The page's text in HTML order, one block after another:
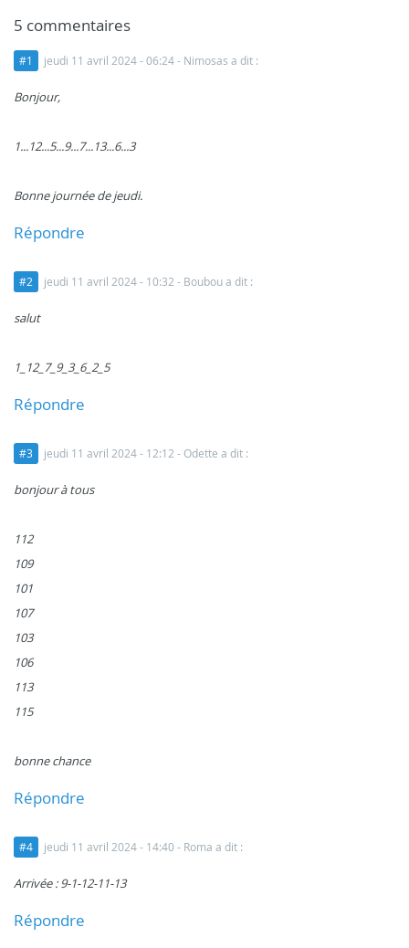
5 commentaires
#1 jeudi 11 avril 2024 - 06:24 - Nimosas a dit :
Bonjour,
1...12...5...9...7...13...6...3
Bonne journée de jeudi.
Répondre
#2 jeudi 11 avril 2024 - 10:32 - Boubou a dit :
salut
1_12_7_9_3_6_2_5
Répondre
#3 jeudi 11 avril 2024 - 12:12 - Odette a dit :
bonjour à tous
112
109
101
107
103
106
113
115
bonne chance
Répondre
#4 jeudi 11 avril 2024 - 14:40 - Roma a dit :
Arrivée : 9-1-12-11-13
Répondre